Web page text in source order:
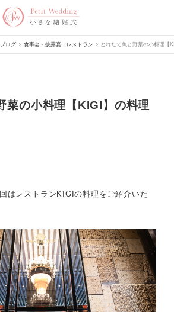
ログ 食事会・ 披露宴・ レストラン とれたて魚と野菜の小料理【
菜の小料理【KIGI】の料理
はレストランKIGIの料理をご紹介いた